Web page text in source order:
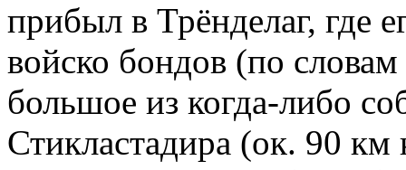
прибыл в Трёнделаг, где
войско бондов (по
большое из когда-либо
Стикластадира (ок. 90 км